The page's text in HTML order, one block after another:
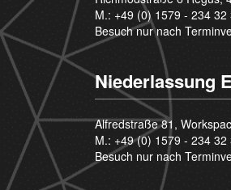
M.: +49 (0) 1579 - 234 32
Besuch nur nach
Niederlassung
Alfredstraße 81,
M.: +49 (0) 1579 - 234 32
Besuch nur nach